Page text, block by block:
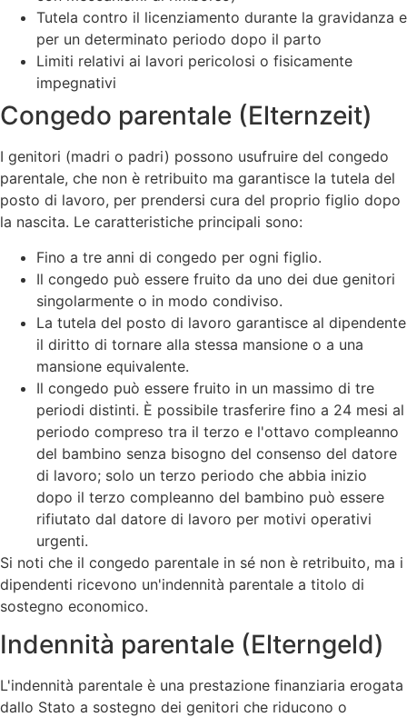
Tutela contro il licenziamento durante la gravidanza e
per un determinato periodo dopo il parto
Limiti relativi ai lavori pericolosi o fisicamente
impegnativi
Congedo parentale (Elternzeit)
I genitori (madri o padri) possono usufruire del congedo
parentale, che non è retribuito ma garantisce la tutela del
posto di lavoro, per prendersi cura del proprio figlio dopo
la nascita. Le caratteristiche principali sono:
Fino a tre anni di congedo per ogni figlio.
Il congedo può essere fruito da uno dei due genitori
singolarmente o in modo condiviso.
La tutela del posto di lavoro garantisce al dipendente
il diritto di tornare alla stessa mansione o a una
mansione equivalente.
Il congedo può essere fruito in un massimo di tre
periodi distinti. È possibile trasferire fino a 24 mesi al
periodo compreso tra il terzo e l'ottavo compleanno
del bambino senza bisogno del consenso del datore
di lavoro; solo un terzo periodo che abbia inizio
dopo il terzo compleanno del bambino può essere
rifiutato dal datore di lavoro per motivi operativi
urgenti.
Si noti che il congedo parentale in sé non è retribuito, ma i
dipendenti ricevono un'indennità parentale a titolo di
sostegno economico.
Indennità parentale (Elterngeld)
L'indennità parentale è una prestazione finanziaria erogata
dallo Stato a sostegno dei genitori che riducono o